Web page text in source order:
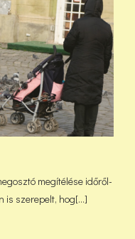
megítélése időről-
is szerepelt, hog[...]